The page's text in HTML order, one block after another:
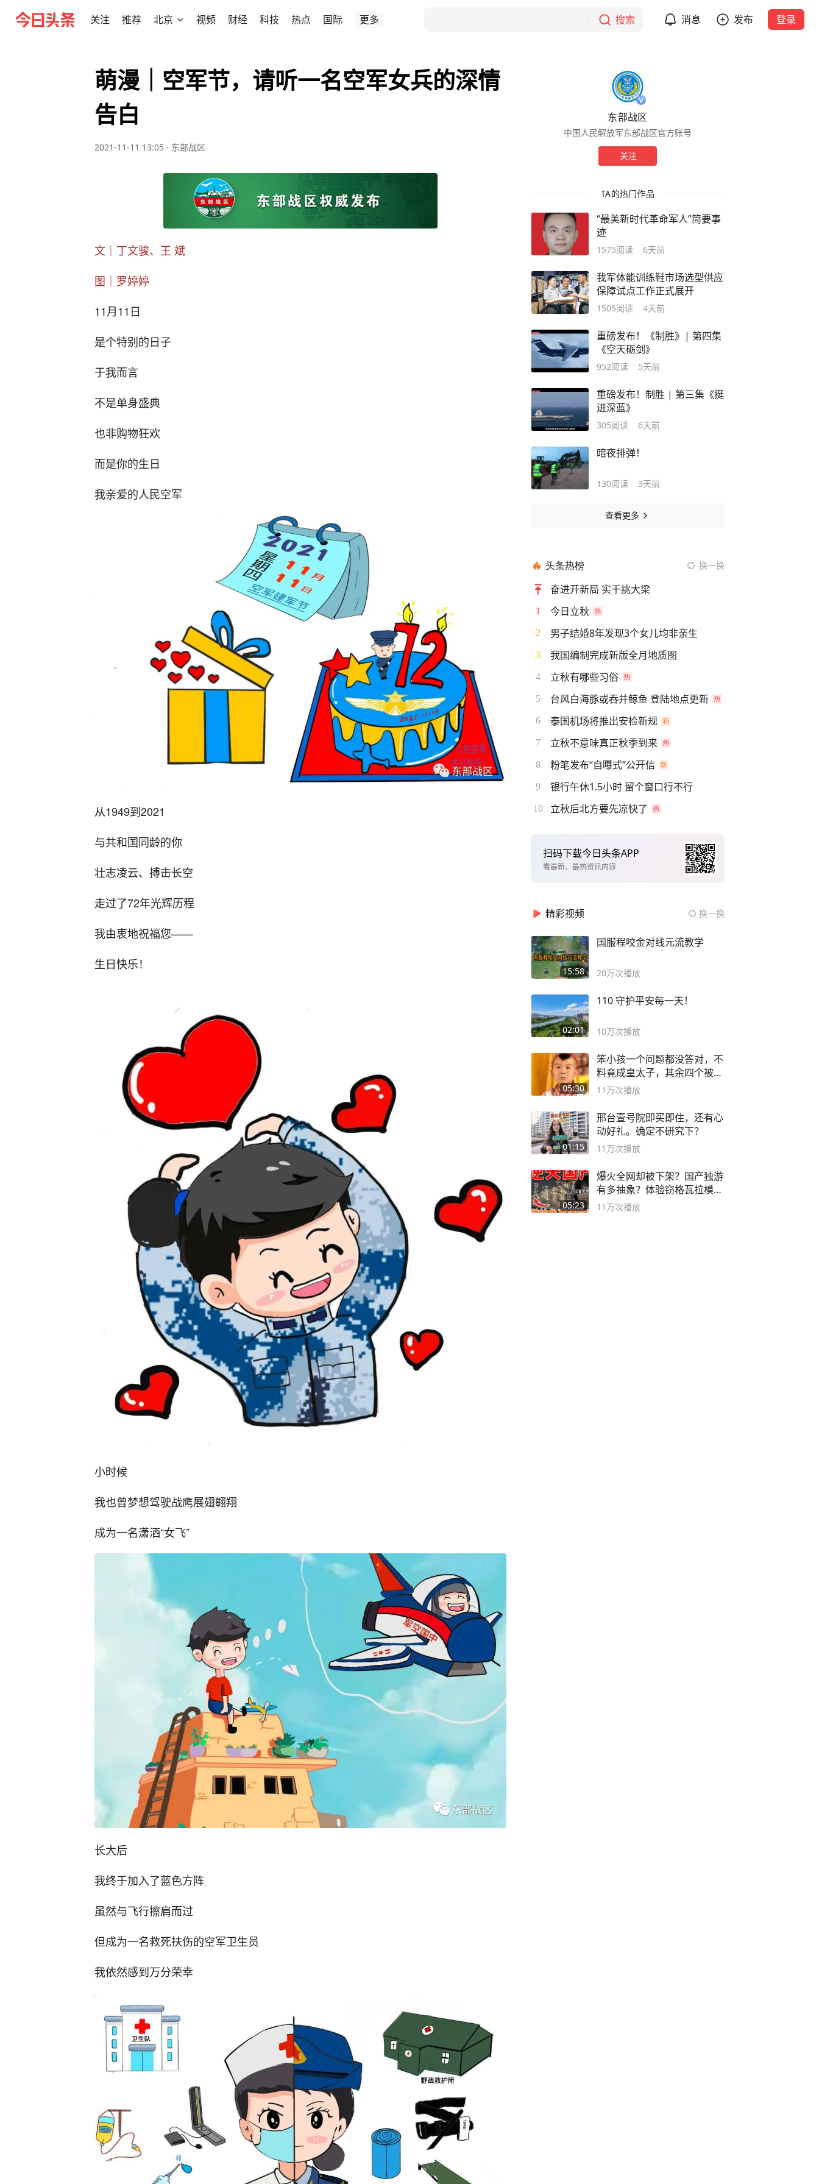
关注 推荐 北京 视频 财经 科技 热点 国际 更多 搜索 消息 发布 登录
萌漫｜空军节，请听一名空军女兵的深情
告白
2021-11-11 13:05 · 东部战区
文｜丁文骏、王 斌
图 ｜ 罗婷婷
11月11日
是个特别的日子
于我而言
不是单身盛典
也非购物狂欢
而是你的生日
我亲爱的人民空军
从1949到2021
与共和国同龄的你
壮志凌云、搏击长空
走过了72年光辉历程
我由衷地祝福您——
生日快乐！
小时候
我也曾梦想驾驶战鹰展翅翱翔
成为一名潇洒“女飞”
长大后
我终于加入了蓝色方阵
虽然与飞行擦肩而过
但成为一名救死扶伤的空军卫生员
我依然感到万分荣幸
东部战区
中国人民解放军东部战区官方账号
关注
TA的热门作品
“最美新时代革命军人”简要事
迹
1575阅读 6天前
我军体能训练鞋市场选型供应
保障试点工作正式展开
1505阅读 4天前
重磅发布！《制胜》| 第四集
《空天砺剑》
952阅读 5天前
重磅发布！制胜 | 第三集《挺
进深蓝》
305阅读 6天前
暗夜排弹！
130阅读 3天前
查看更多
头条热榜 换一换
奋进开新局 实干挑大梁
1 今日立秋
2 男子结婚8年发现3个女儿均非亲生
3 我国编制完成新版全月地质图
4 立秋有哪些习俗
5 台风白海豚或吞并鲸鱼 登陆地点更新
6 泰国机场将推出安检新规
7 立秋不意味真正秋季到来
8 粉笔发布“自曝式”公开信
9 银行午休1.5小时 留个窗口行不行
10 立秋后北方要先凉快了
扫码下载今日头条APP
看最新、最热资讯内容
精彩视频 换一换
15:58
国服程咬金对线元流教学
20万次播放
02:01
110 守护平安每一天！
10万次播放
05:30
笨小孩一个问题都没答对，不
料竟成皇太子，其余四个被处
死
11万次播放
01:15
邢台壹号院即买即住，还有心
动好礼。确定不研究下？
11万次播放
05:23
爆火全网却被下架？国产独游
有多抽象？体验窃格瓦拉模拟
器！
11万次播放